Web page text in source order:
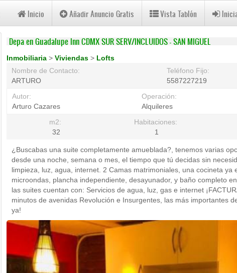
Inicio Añadir Anuncio Gratis Vista Tablón
Depa en Guadalupe Inn CDMX SUR SERV/INCLUIDOS - SAN MIGUEL
Inmobiliaria > Viviendas > Lofts
Nombre de Contacto:
ARTURO
Teléfono Fijo:
5587227219
Autor:
Arturo Cazares
Operación:
Alquileres
m2:
32
Habitaciones:
1
¿Buscabas una suite completamente amueblada?, tenemos varias
desde una noche, semana o mes, el tiempo que tú decidas sin
limpieza, luz, agua, internet. 2 Camas matrimoniales, una cocineta ya
microondas, plancha independiente, desayunador, y baño completo
las suites cuentan con: Servicios de agua, luz, gas e internet
minutos de avenidas Revolución e Insurgentes, las más importantes
ya!